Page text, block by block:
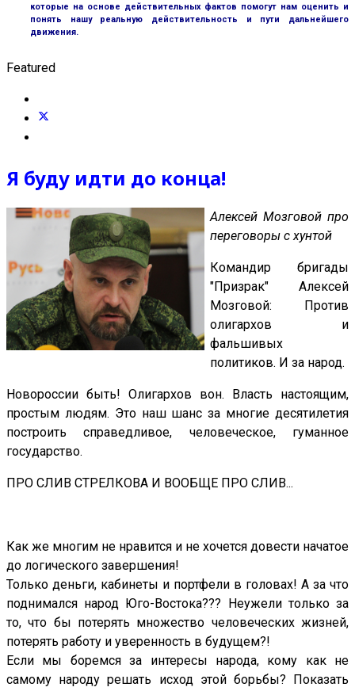
которые на основе действительных фактов помогут нам оценить и
понять нашу реальную действительность и пути дальнейшего
движения.
Featured
Я буду идти до конца!
Алексей Мозговой про
переговоры с хунтой
Командир бригады
"Призрак" Алексей
Мозговой: Против
олигархов и
фальшивых
политиков. И за народ.
Новороссии быть! Олигархов вон. Власть настоящим,
простым людям. Это наш шанс за многие десятилетия
построить справедливое, человеческое, гуманное
государство.
ПРО СЛИВ СТРЕЛКОВА И ВООБЩЕ ПРО СЛИВ...
Как же многим не нравится и не хочется довести начатое
до логического завершения!
Только деньги, кабинеты и портфели в головах! А за что
поднимался народ Юго-Востока??? Неужели только за
то, что бы потерять множество человеческих жизней,
потерять работу и уверенность в будущем?!
Если мы боремся за интересы народа, кому как не
самому народу решать исход этой борьбы? Показать